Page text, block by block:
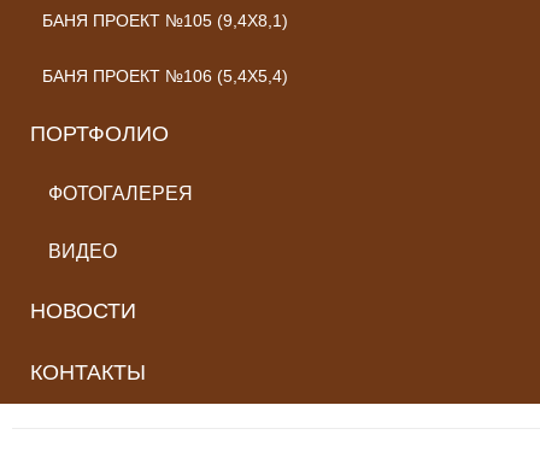
БАНЯ ПРОЕКТ №105 (9,4X8,1)
БАНЯ ПРОЕКТ №106 (5,4X5,4)
ПОРТФОЛИО
ФОТОГАЛЕРЕЯ
ВИДЕО
НОВОСТИ
КОНТАКТЫ